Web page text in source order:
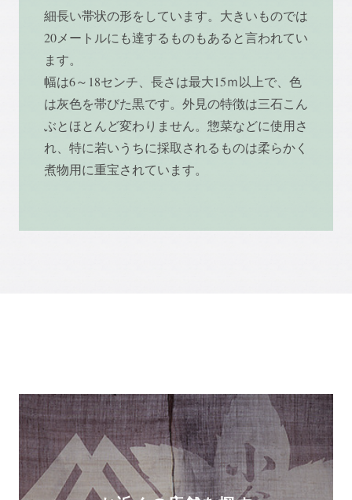
細長い帯状の形をしています。大きいものでは
20メートルにも達するものもあると言われてい
ます。
幅は6～18センチ、長さは最大15ｍ以上で、色
は灰色を帯びた黒です。外見の特徴は三石こん
ぶとほとんど変わりません。惣菜などに使用さ
れ、特に若いうちに採取されるものは柔らかく
煮物用に重宝されています。